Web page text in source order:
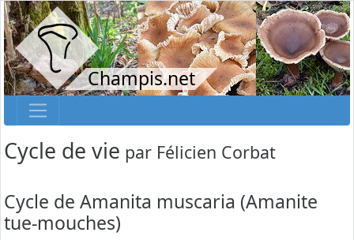
Champis.net
Cycle de vie par Félicien Corbat
Cycle de Amanita muscaria (Amanite
tue-mouches)